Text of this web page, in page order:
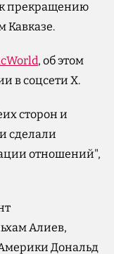
прекращению
Кавказе.
, об этом
в соцсети X.
сторон и
сделали
отношений",
Алиев,
Дональд